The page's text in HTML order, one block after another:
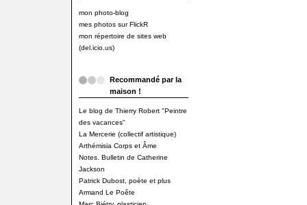
mon photo-blog
mes photos sur FlickR
mon répertoire de sites web
(del.icio.us)
Recommandé par la
maison !
Le blog de Thierry Robert "Peintre
des vacances"
La Mercerie (collectif artistique)
Arthémisia Corps et Âme
Notes. Bulletin de Catherine
Jackson
Patrick Dubost, poète et plus
Armand Le Poête